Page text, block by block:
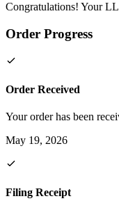
Congratulations! Your
Order Progress
Order Received
Your order has been
May 19, 2026
Filing Receipt